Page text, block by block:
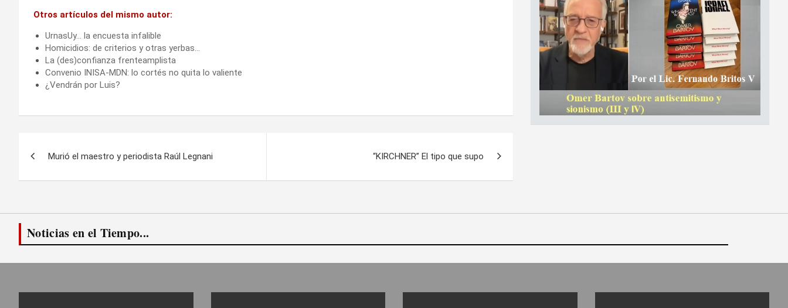
Otros artículos del mismo autor:
UrnasUy… la encuesta infalible
Homicidios: de criterios y otras yerbas…
La (des)confianza frenteamplista
Convenio INISA-MDN: lo cortés no quita lo valiente
¿Vendrán por Luis?
Murió el maestro y periodista Raúl Legnani “KIRCHNER” El tipo que supo
Noticias en el Tiempo...